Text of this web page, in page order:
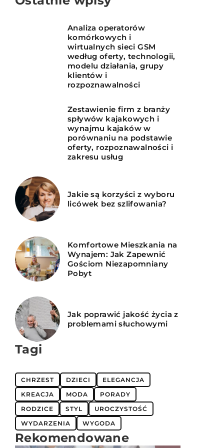
Analiza operatorów
komórkowych i
wirtualnych sieci GSM
według oferty, technologii,
modelu działania, grupy
klientów i
rozpoznawalności
Zestawienie firm z branży
spływów kajakowych i
wynajmu kajaków w
porównaniu na podstawie
oferty, rozpoznawalności i
zakresu usług
Jakie są korzyści z wyboru
licówek bez szlifowania?
Komfortowe Mieszkania na
Wynajem: Jak Zapewnić
Gościom Niezapomniany
Pobyt
Jak poprawić jakość życia z
problemami słuchowymi
Tagi
CHRZEST DZIECI
ELEGANCJA
KREACJA
MODA
PORADY
RODZICE
STYL
UROCZYSTOŚĆ
WYDARZENIA
WYGODA
Rekomendowane